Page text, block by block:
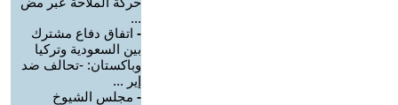
...
- اتفاق دفاع مشترك
بين السعودية وتركيا
وباكستان: -تحالف ضد
إير ...
- مجلس الشيوخ